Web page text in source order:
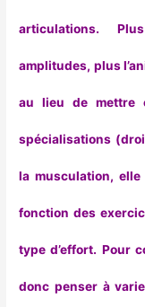
articulations.
amplitudes, plus
au lieu de mettre
spécialisations
la musculation, elle
fonction des
type d’effort. Pour
donc penser à